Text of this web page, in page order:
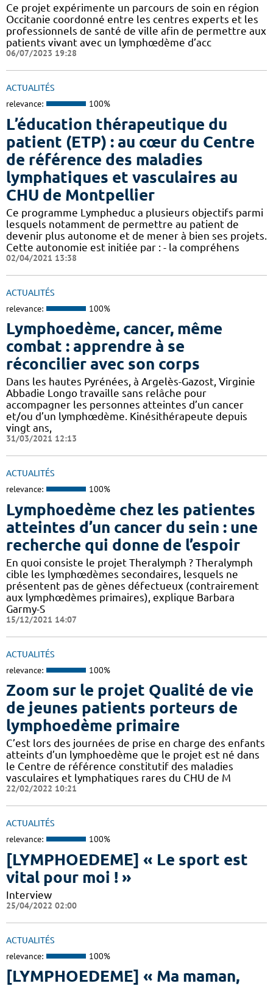
Ce projet expérimente un parcours de soin en région
Occitanie coordonné entre les centres experts et les
professionnels de santé de ville afin de permettre aux
patients vivant avec un lymphœdème d’acc
06/07/2023 19:28
ACTUALITÉS
relevance: 100%
L’éducation thérapeutique du
patient (ETP) : au cœur du Centre
de référence des maladies
lymphatiques et vasculaires au
CHU de Montpellier
Ce programme Lympheduc a plusieurs objectifs parmi
lesquels notamment de permettre au patient de
devenir plus autonome et de mener à bien ses projets.
Cette autonomie est initiée par : - la compréhens
02/04/2021 13:38
ACTUALITÉS
relevance: 100%
Lymphoedème, cancer, même
combat : apprendre à se
réconcilier avec son corps
Dans les hautes Pyrénées, à Argelès-Gazost, Virginie
Abbadie Longo travaille sans relâche pour
accompagner les personnes atteintes d’un cancer
et/ou d’un lymphœdème. Kinésithérapeute depuis
vingt ans,
31/03/2021 12:13
ACTUALITÉS
relevance: 100%
Lymphoedème chez les patientes
atteintes d’un cancer du sein : une
recherche qui donne de l’espoir
En quoi consiste le projet Theralymph ? Theralymph
cible les lymphœdèmes secondaires, lesquels ne
présentent pas de gènes défectueux (contrairement
aux lymphœdèmes primaires), explique Barbara
Garmy-S
15/12/2021 14:07
ACTUALITÉS
relevance: 100%
Zoom sur le projet Qualité de vie
de jeunes patients porteurs de
lymphoedème primaire
C’est lors des journées de prise en charge des enfants
atteints d’un lymphoedème que le projet est né dans
le Centre de référence constitutif des maladies
vasculaires et lymphatiques rares du CHU de M
22/02/2022 10:21
ACTUALITÉS
relevance: 100%
[LYMPHOEDEME] « Le sport est
vital pour moi ! »
Interview
25/04/2022 02:00
ACTUALITÉS
relevance: 100%
[LYMPHOEDEME] « Ma maman,